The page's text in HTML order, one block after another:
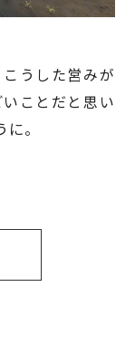
うした営みが
ことだと思い
。